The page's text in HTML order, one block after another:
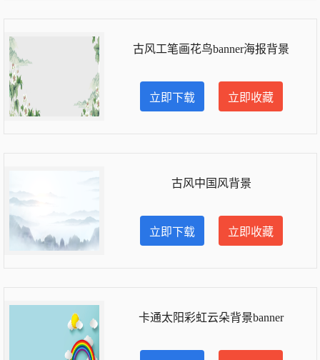
古风工笔画花鸟banner海报背景
立即下载 立即收藏
古风中国风背景
立即下载 立即收藏
卡通太阳彩虹云朵背景banner